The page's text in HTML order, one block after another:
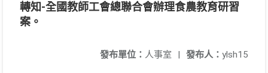
轉知-全國教師工會總聯合會辦理食農教育研習
案。
發布人： ylsh15
發布單位： 人事室 |